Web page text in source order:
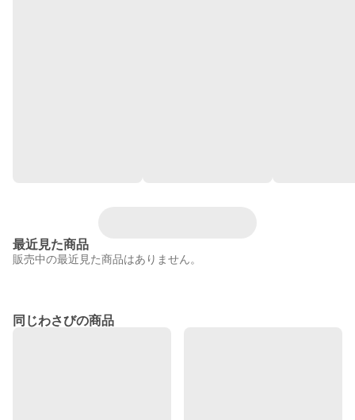
最近見た商品
販売中の最近見た商品はありません。
同じわさびの商品